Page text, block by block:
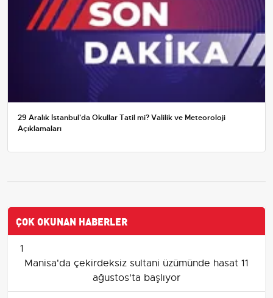
29 Aralık İstanbul'da Okullar Tatil mi? Valilik ve Meteoroloji
Açıklamaları
ÇOK OKUNAN HABERLER
1
Manisa'da çekirdeksiz sultani üzümünde hasat 11
ağustos'ta başlıyor